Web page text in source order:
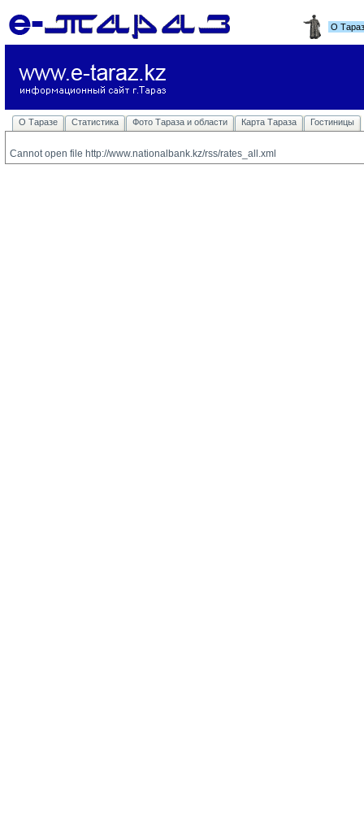
О
О Таразе Статистика Фото Тараза и области Карта Тараза Гостиницы
Cannot open file http://www.nationalbank.kz/rss/rates_all.xml